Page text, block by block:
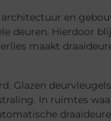
en
deuren. Hierdoor
maakt
Glazen
In ruimtes